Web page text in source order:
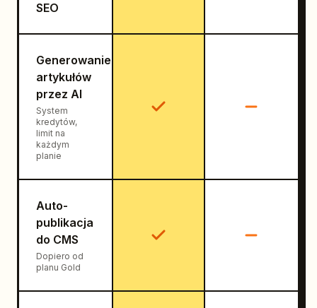
SEO
Generowanie
artykułów
przez AI
System
kredytów,
limit na
każdym
planie
Auto-
publikacja
do CMS
Dopiero od
planu Gold